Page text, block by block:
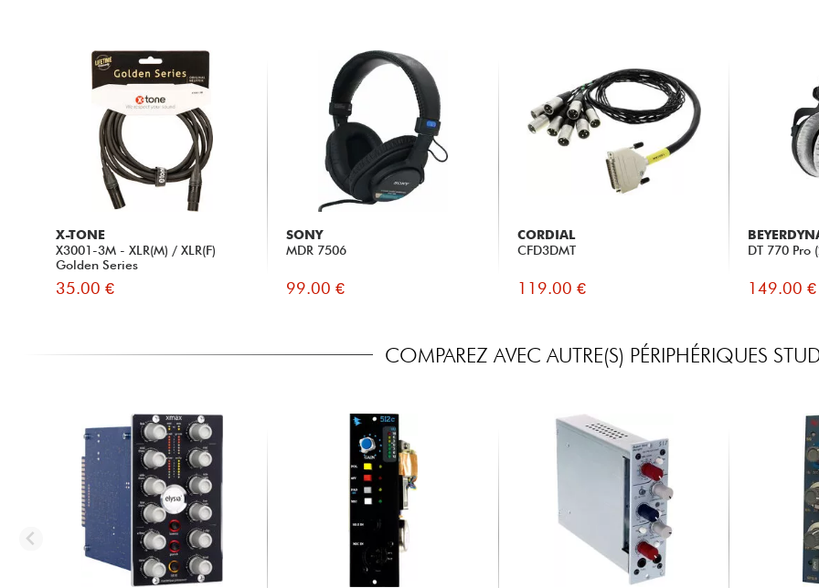
X-TONE
X3001-3M - XLR(M) / XLR(F)
Golden Series
35.00 €
SONY
MDR 7506
99.00 €
CORDIAL
CFD3DMT
119.00 €
DT 770 Pro
149.00 €
COMPAREZ AVEC AUTRE(S) PÉRIPHÉRIQUES